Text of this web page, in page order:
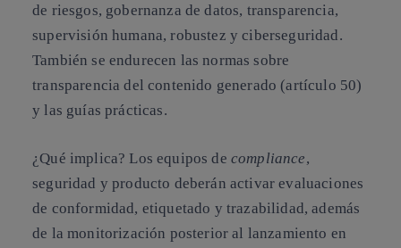
de riesgos, gobernanza de datos, transparencia,
supervisión humana, robustez y ciberseguridad.
También se endurecen las normas sobre
transparencia del contenido generado (artículo 50)
y las guías prácticas.
¿Qué implica? Los equipos de compliance,
seguridad y producto deberán activar evaluaciones
de conformidad, etiquetado y trazabilidad, además
de la monitorización posterior al lanzamiento en